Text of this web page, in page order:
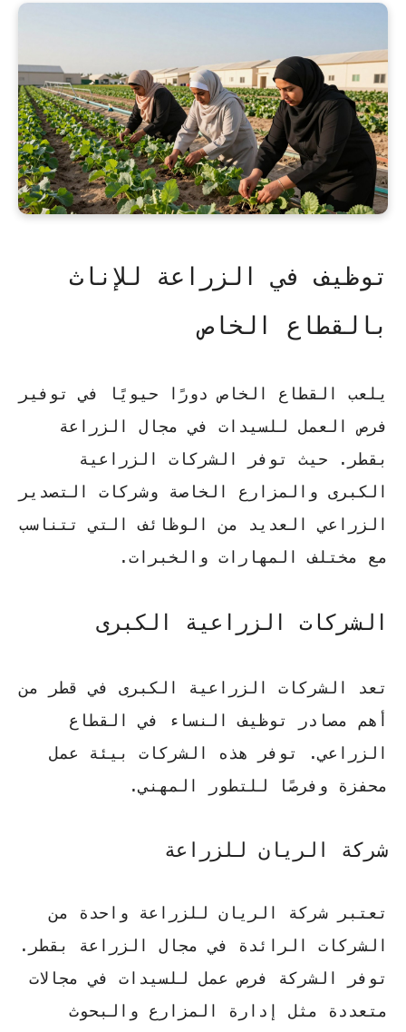
توظيف في الزراعة للإناث
بالقطاع الخاص
يلعب القطاع الخاص دورًا حيويًا في توفير
فرص العمل للسيدات في مجال الزراعة
بقطر. حيث توفر الشركات الزراعية
الكبرى والمزارع الخاصة وشركات التصدير
الزراعي العديد من الوظائف التي تتناسب
مع مختلف المهارات والخبرات.
الشركات الزراعية الكبرى
تعد الشركات الزراعية الكبرى في قطر من
أهم مصادر توظيف النساء في القطاع
الزراعي. توفر هذه الشركات بيئة عمل
محفزة وفرصًا للتطور المهني.
شركة الريان للزراعة
تعتبر شركة الريان للزراعة واحدة من
الشركات الرائدة في مجال الزراعة بقطر.
توفر الشركة فرص عمل للسيدات في مجالات
متعددة مثل إدارة المزارع والبحوث